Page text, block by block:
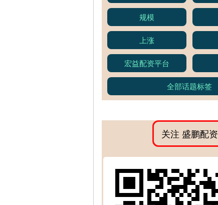
规模
上涨
宏益配资平台
全部话题标签
关注 盛鹏配资